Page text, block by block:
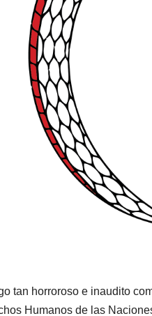
tan horroroso e inaudito
Humanos de las